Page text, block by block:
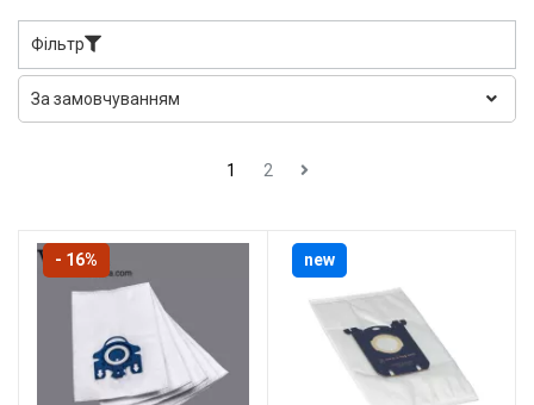
Фільтр
1 2
- 16% new